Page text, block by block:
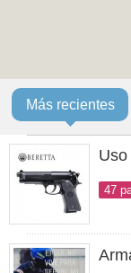
Más recientes
47